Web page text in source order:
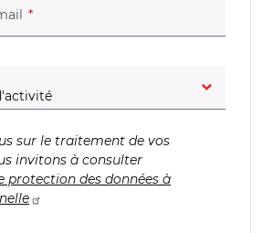
(champ obligatoire)
sur le traitement de vos
invitons à consulter
protection des données à